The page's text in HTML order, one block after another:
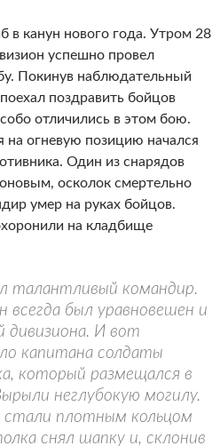
в канун нового года. Утром 28
успешно провел
Покинув наблюдательный
поздравить бойцов
отличились в этом бою.
на огневую позицию начался
Один из снарядов
осколок смертельно
умер на руках бойцов.
на кладбище
талантливый командир.
всегда был уравновешен и
дивизиона. И вот
капитана солдаты
который размещался в
неглубокую могилу.
плотным кольцом
снял шапку и, склонив